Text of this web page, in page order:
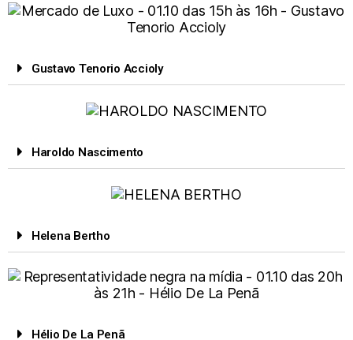
Gustavo Tenorio Accioly
Haroldo Nascimento
Helena Bertho
Hélio De La Penã